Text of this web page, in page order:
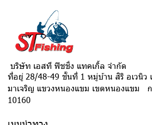
บริษัท เอสที ฟิชชิ่ง แทคเกิ้ล จำกัด
ที่อยู่ 28/48-49 ชั้นที่ 1 หมู่บ้าน สิริ อเวนิว
มาเจริญ แขวงหนองแขม เขตหนองแขม
10160